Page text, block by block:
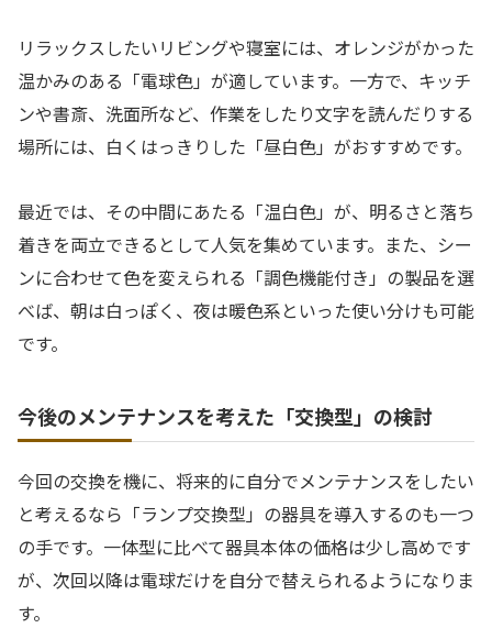
リラックスしたいリビングや寝室には、オレンジがかった
温かみのある「電球色」が適しています。一方で、キッチ
ンや書斎、洗面所など、作業をしたり文字を読んだりする
場所には、白くはっきりした「昼白色」がおすすめです。
最近では、その中間にあたる「温白色」が、明るさと落ち
着きを両立できるとして人気を集めています。また、シー
ンに合わせて色を変えられる「調色機能付き」の製品を選
べば、朝は白っぽく、夜は暖色系といった使い分けも可能
です。
今後のメンテナンスを考えた「交換型」の検討
今回の交換を機に、将来的に自分でメンテナンスをしたい
と考えるなら「ランプ交換型」の器具を導入するのも一つ
の手です。一体型に比べて器具本体の価格は少し高めです
が、次回以降は電球だけを自分で替えられるようになりま
す。